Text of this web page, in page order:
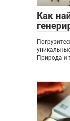
Как
Природа и